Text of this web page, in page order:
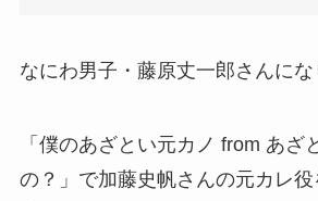
なにわ男子・藤原丈一郎さんにな
「僕のあざとい元カノ from あざ
の？」で加藤史帆さんの元カレ役